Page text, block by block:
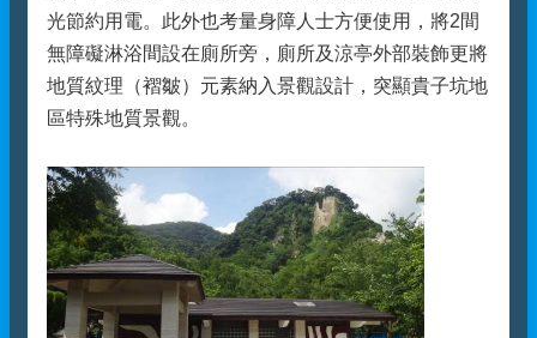
光節約用電。此外也考量身障人士方便使用，將2間
無障礙淋浴間設在廁所旁，廁所及涼亭外部裝飾更將
地質紋理（褶皺）元素納入景觀設計，突顯貴子坑地
區特殊地質景觀。